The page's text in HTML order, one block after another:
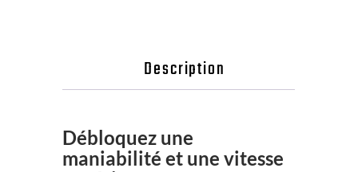
Description
Débloquez une
maniabilité et une vitesse